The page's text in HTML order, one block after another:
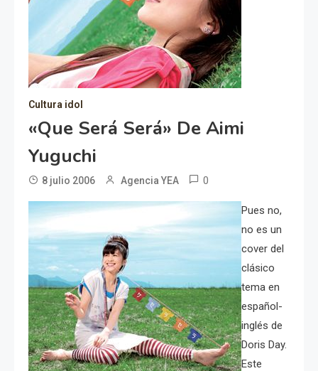
Cultura idol
«Que Será Será» De Aimi
Yuguchi
8 julio 2006 Agencia YEA 0
Pues no,
no es un
cover del
clásico
tema en
español-
inglés de
Doris Day.
Este